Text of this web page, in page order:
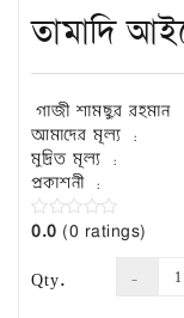
Islamic
Building
Construction
&
Civil
Engineering
তামাদি
গাজী শামছুর রহমান
আমাদের মূল্য :
মুদ্রিত মূল্য :
প্রকাশনী :
0.0 (0 ratings)
Qty.